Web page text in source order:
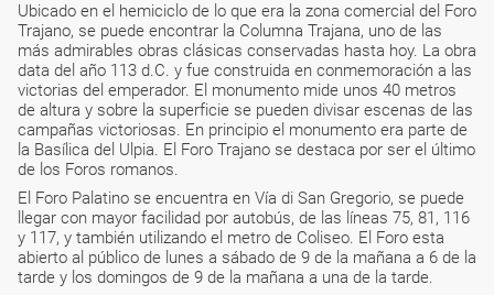
Ubicado en el hemiciclo de lo que era la zona comercial del Foro
Trajano, se puede encontrar la Columna Trajana, uno de las
más admirables obras clásicas conservadas hasta hoy. La obra
data del año 113 d.C. y fue construida en conmemoración a las
victorias del emperador. El monumento mide unos 40 metros
de altura y sobre la superficie se pueden divisar escenas de las
campañas victoriosas. En principio el monumento era parte de
la Basílica del Ulpia. El Foro Trajano se destaca por ser el último
de los Foros romanos.
El Foro Palatino se encuentra en Vía di San Gregorio, se puede
llegar con mayor facilidad por autobús, de las líneas 75, 81, 116
y 117, y también utilizando el metro de Coliseo. El Foro esta
abierto al público de lunes a sábado de 9 de la mañana a 6 de la
tarde y los domingos de 9 de la mañana a una de la tarde.